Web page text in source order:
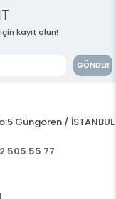
kayıt olun!
GÖNDER
Güngören / İSTANBUL
505 55 77